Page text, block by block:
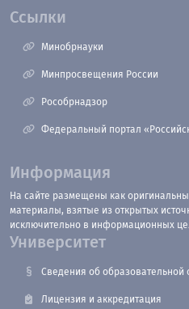
Ссылки
Минобрнауки
Минпросвещения России
Рособрнадзор
Федеральный портал
Информация
На сайте размещены как
материалы, взятые из открытых
исключительно в информационных
Университет
Сведения об образовательной
Лицензия и аккредитация